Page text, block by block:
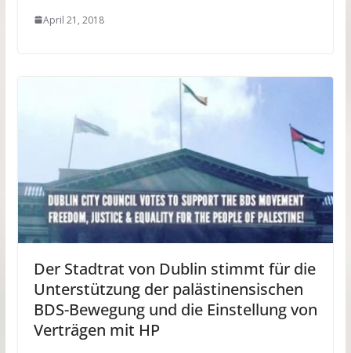
April 21, 2018
Der Stadtrat von Dublin stimmt für die
Unterstützung der palästinensischen
BDS-Bewegung und die Einstellung von
Verträgen mit HP